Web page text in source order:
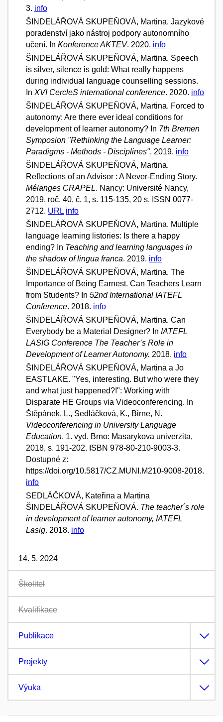
3. info
ŠINDELÁŘOVÁ SKUPEŇOVÁ, Martina. Jazykové
poradenství jako nástroj podpory autonomního
učení. In Konference AKTEV. 2020. info
ŠINDELÁŘOVÁ SKUPEŇOVÁ, Martina. Speech
is silver, silence is gold: What really happens
during individual language counselling sessions.
In XVI CercleS international conference. 2020. info
ŠINDELÁŘOVÁ SKUPEŇOVÁ, Martina. Forced to
autonomy: Are there ever ideal conditions for
development of learner autonomy? In 7th Bremen
Symposion "Rethinking the Language Learner:
Paradigms - Methods - Disciplines". 2019. info
ŠINDELÁŘOVÁ SKUPEŇOVÁ, Martina.
Reflections of an Advisor : A Never-Ending Story.
Mélanges CRAPEL. Nancy: Université Nancy,
2019, roč. 40, č. 1, s. 115-135, 20 s. ISSN 0077-
2712. URL info
ŠINDELÁŘOVÁ SKUPEŇOVÁ, Martina. Multiple
language learning listories: Is there a happy
ending? In Teaching and learning languages in
the shadow of lingua franca. 2019. info
ŠINDELÁŘOVÁ SKUPEŇOVÁ, Martina. The
Importance of Being Earnest. Can Teachers Learn
from Students? In 52nd International IATEFL
Conference. 2018. info
ŠINDELÁŘOVÁ SKUPEŇOVÁ, Martina. Can
Everybody be a Material Designer? In IATEFL
LASIG Conference The Teacher’s Role in
Development of Learner Autonomy. 2018. info
ŠINDELÁŘOVÁ SKUPEŇOVÁ, Martina a Jo
EASTLAKE. "Yes, interesting. But who were they
and what just happened?!": Working with
Disparate HE Groups via Videoconferencing. In
Štěpánek, L., Sedláčková, K., Birne, N.
Videoconferencing in University Language
Education. 1. vyd. Brno: Masarykova univerzita,
2018, s. 191-202. ISBN 978-80-210-9003-3.
Dostupné z:
https://doi.org/10.5817/CZ.MUNI.M210-9008-2018.
info
SEDLÁČKOVÁ, Kateřina a Martina
ŠINDELÁŘOVÁ SKUPEŇOVÁ. The teacher´s role
in development of learner autonomy, IATEFL
Lasig. 2018. info
14. 5. 2024
Školitel
Kvalifikace
Publikace
Projekty
Výuka